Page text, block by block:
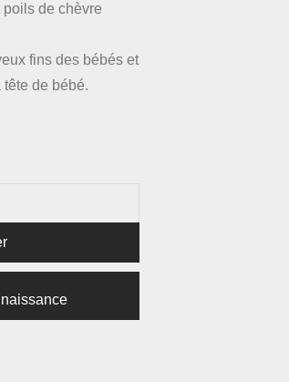
de chèvre
fins des bébés et
de bébé.